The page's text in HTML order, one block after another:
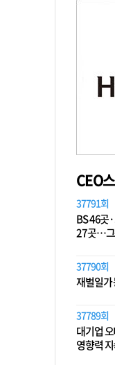
CEO
37791회
BS 46곳
27곳…그
37790회
재벌일
37789회
대기업
영향력